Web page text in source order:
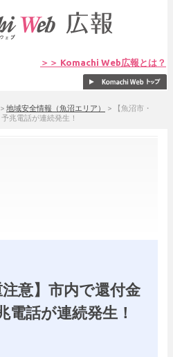
＞＞ Komachi Web広報とは？
> 地域安全情報（魚沼エリア） >
【魚沼市・
兆電話が連続発生！
注意】市内で還付金
電話が連続発生！